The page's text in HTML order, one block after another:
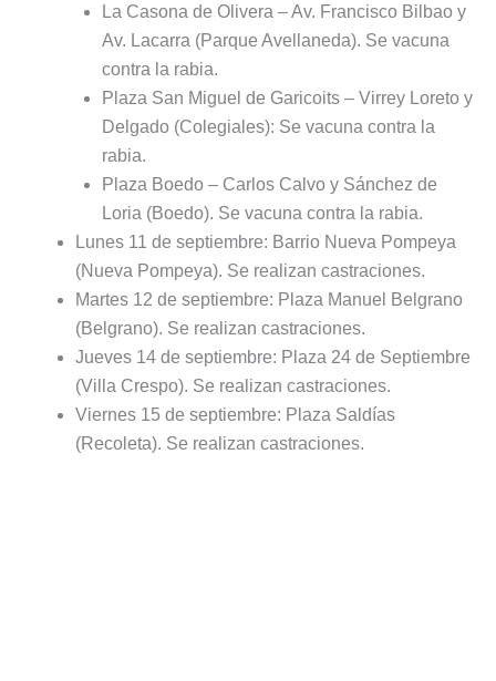
La Casona de Olivera – Av. Francisco Bilbao y
Av. Lacarra (Parque Avellaneda). Se vacuna
contra la rabia.
Plaza San Miguel de Garicoits – Virrey Loreto y
Delgado (Colegiales): Se vacuna contra la
rabia.
Plaza Boedo – Carlos Calvo y Sánchez de
Loria (Boedo). Se vacuna contra la rabia.
Lunes 11 de septiembre: Barrio Nueva Pompeya
(Nueva Pompeya). Se realizan castraciones.
Martes 12 de septiembre: Plaza Manuel Belgrano
(Belgrano). Se realizan castraciones.
Jueves 14 de septiembre: Plaza 24 de Septiembre
(Villa Crespo). Se realizan castraciones.
Viernes 15 de septiembre: Plaza Saldías
(Recoleta). Se realizan castraciones.